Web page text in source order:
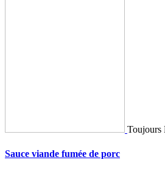
Toujours
Sauce viande fumée de porc